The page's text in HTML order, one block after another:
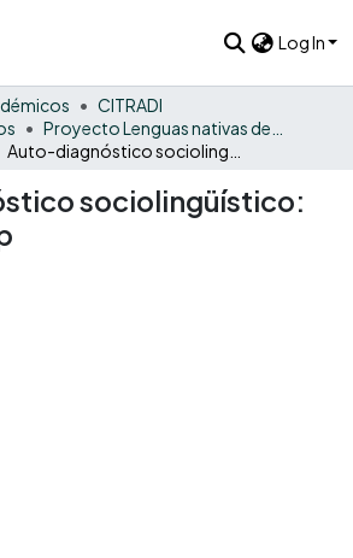
Log In
CITRADI
sociolingüístico: